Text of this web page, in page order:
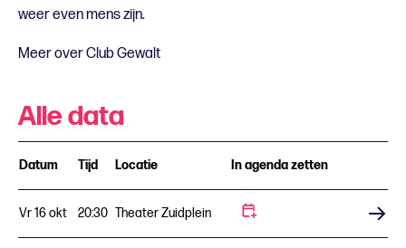
weer even mens zijn.
Meer over Club Gewalt
Alle data
Datum Tijd Locatie In agenda zetten
Vr 16 okt 20:30 Theater Zuidplein